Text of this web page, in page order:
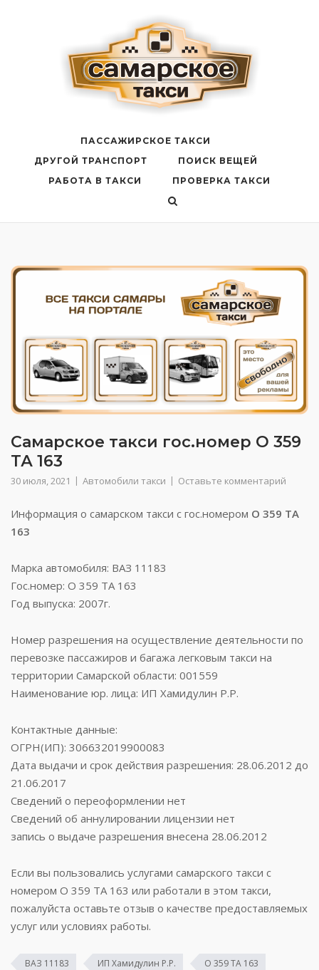
ПАССАЖИРСКОЕ ТАКСИ
ДРУГОЙ ТРАНСПОРТ
ПОИСК ВЕЩЕЙ
РАБОТА В ТАКСИ
ПРОВЕРКА ТАКСИ
Самарское такси гос.номер О 359
ТА 163
30 июля, 2021 Автомобили такси Оставьте комментарий
Информация о самарском такси с гос.номером О 359 ТА
163
Марка автомобиля: ВАЗ 11183
Гос.номер: О 359 ТА 163
Год выпуска: 2007г.
Номер разрешения на осуществление деятельности по
перевозке пассажиров и багажа легковым такси на
территории Самарской области: 001559
Наименование юр. лица: ИП Хамидулин Р.Р.
Контактные данные:
ОГРН(ИП): 306632019900083
Дата выдачи и срок действия разрешения: 28.06.2012 до
21.06.2017
Сведений о переоформлении нет
Сведений об аннулировании лицензии нет
запись о выдаче разрешения внесена 28.06.2012
Если вы пользовались услугами самарского такси с
номером О 359 ТА 163 или работали в этом такси,
пожалуйста оставьте отзыв о качестве предоставляемых
услуг или условиях работы.
ВАЗ 11183 ИП Хамидулин Р.Р. О 359 ТА 163